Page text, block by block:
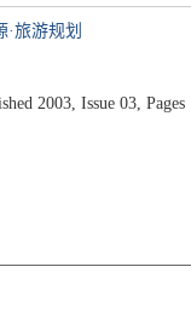
旅游规划
2003, Issue 03, Pages